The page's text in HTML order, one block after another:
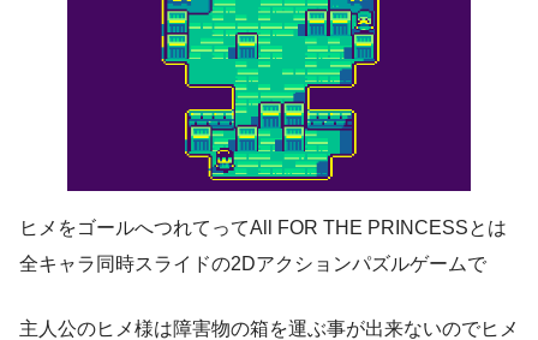
ヒメをゴールへつれてってAll FOR THE PRINCESSとは
全キャラ同時スライドの2Dアクションパズルゲームで
主人公のヒメ様は障害物の箱を運ぶ事が出来ないのでヒメ